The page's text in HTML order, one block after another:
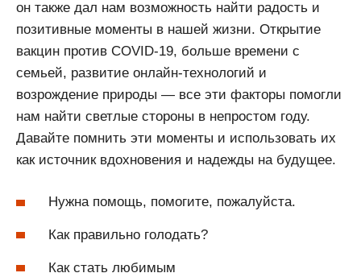
он также дал нам возможность найти радость и
позитивные моменты в нашей жизни. Открытие
вакцин против COVID-19, больше времени с
семьей, развитие онлайн-технологий и
возрождение природы — все эти факторы помогли
нам найти светлые стороны в непростом году.
Давайте помнить эти моменты и использовать их
как источник вдохновения и надежды на будущее.
Нужна помощь, помогите, пожалуйста.
Как правильно голодать?
Как стать любимым